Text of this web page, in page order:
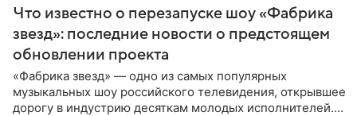
Что известно о перезапуске шоу «Фабрика
звезд»: последние новости о предстоящем
обновлении проекта
«Фабрика звезд» — одно из самых популярных
музыкальных шоу российского телевидения, открывшее
дорогу в индустрию десяткам молодых исполнителей.